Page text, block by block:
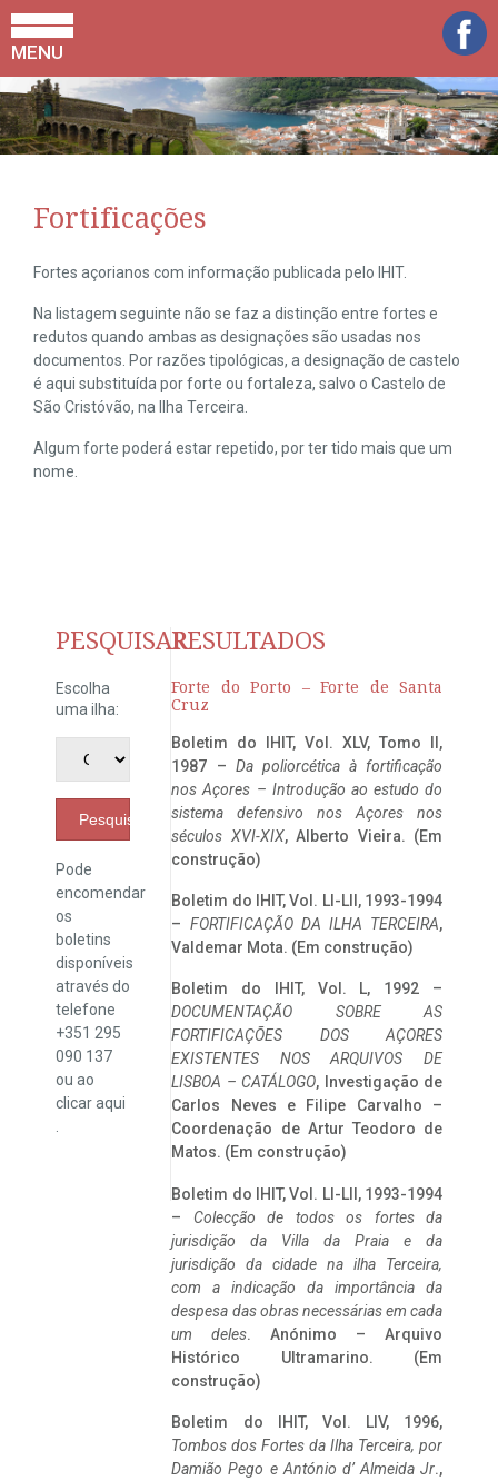
MENU
Fortificações
Fortes açorianos com informação publicada pelo IHIT.
Na listagem seguinte não se faz a distinção entre fortes e
redutos quando ambas as designações são usadas nos
documentos. Por razões tipológicas, a designação de castelo
é aqui substituída por forte ou fortaleza, salvo o Castelo de
São Cristóvão, na Ilha Terceira.
Algum forte poderá estar repetido, por ter tido mais que um
nome.
PESQUISAR
Escolha
uma ilha:
Pesquisar
Pode
encomendar
os
boletins
disponíveis
através do
telefone
+351 295
090 137
ou ao
clicaraqui
RESULTADOS
Forte do Porto – Forte de Santa
Cruz
Boletim do IHIT, Vol. XLV, Tomo II,
1987 – Da poliorcética à fortificação
nos Açores – Introdução ao estudo do
sistema defensivo nos Açores nos
séculos XVI-XIX, Alberto Vieira. (Em
construção)
Boletim do IHIT, Vol. LI-LII, 1993-1994
– FORTIFICAÇÃO DA ILHA TERCEIRA,
Valdemar Mota. (Em construção)
Boletim do IHIT, Vol. L, 1992 –
DOCUMENTAÇÃO SOBRE AS
FORTIFICAÇÕES DOS AÇORES
EXISTENTES NOS ARQUIVOS DE
LISBOA – CATÁLOGO, Investigação de
Carlos Neves e Filipe Carvalho –
Coordenação de Artur Teodoro de
Matos. (Em construção)
Boletim do IHIT, Vol. LI-LII, 1993-1994
– Colecção de todos os fortes da
jurisdição da Villa da Praia e da
jurisdição da cidade na ilha Terceira,
com a indicação da importância da
despesa das obras necessárias em cada
um deles. Anónimo – Arquivo
Histórico Ultramarino. (Em
construção)
Boletim do IHIT, Vol. LIV, 1996,
Tombos dos Fortes da Ilha Terceira, por
Damião Pego e António d’ Almeida Jr.,